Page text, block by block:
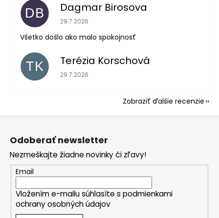
DB Dagmar Birosova
Hodnotenie obchodu je 5 z 5 hviezdičiek.
29.7.2026
Všetko došlo ako malo spokojnosť
TK Terézia Korschová
Hodnotenie obchodu je 5 z 5 hviezdičiek.
29.7.2026
Zobraziť ďalšie recenzie
Z
Odoberať newsletter
Nezmeškajte žiadne novinky či zľavy!
Email
Vložením e-mailu súhlasíte s podmienkami
ochrany osobných údajov